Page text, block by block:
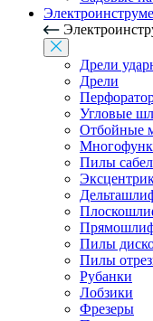
Дрели
Дрели
Угловые
Отбойные
Пилы
Пилы
Пилы
Рубанки
Лобзики
Фрезеры